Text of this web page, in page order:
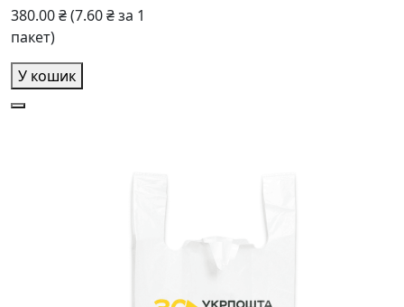
380.00 ₴(7.60 ₴ за 1
пакет)
У кошик